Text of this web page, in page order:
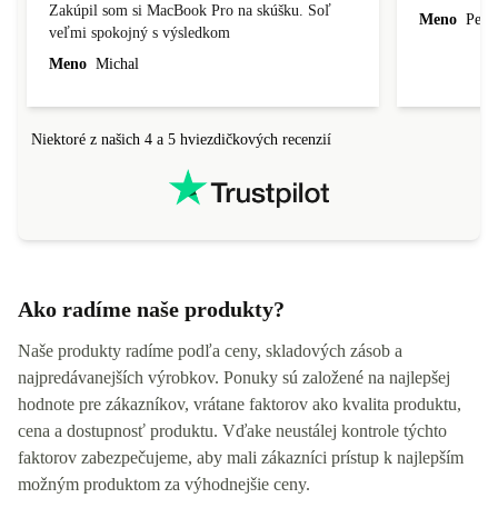
Zakúpil som si MacBook Pro na skúšku. Soľ
veľmi spokojný s výsledkom
Meno Michal
Meno
Niektoré z našich 4 a 5 hviezdičkových recenzií
Ako radíme naše produkty?
Naše produkty radíme podľa ceny, skladových zásob a
najpredávanejších výrobkov. Ponuky sú založené na najlepšej
hodnote pre zákazníkov, vrátane faktorov ako kvalita produktu,
cena a dostupnosť produktu. Vďake neustálej kontrole týchto
faktorov zabezpečujeme, aby mali zákazníci prístup k najlepším
možným produktom za výhodnejšie ceny.